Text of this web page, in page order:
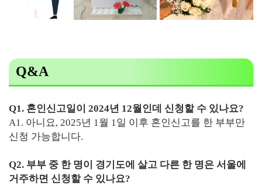
Q&A
Q1. 혼인신고일이 2024년 12월인데 신청할 수 있나요?
A1. 아니요, 2025년 1월 1일 이후 혼인신고를 한 부부만
신청 가능합니다.
Q2. 부부 중 한 명이 경기도에 살고 다른 한 명은 서울에
거주하면 신청할 수 있나요?